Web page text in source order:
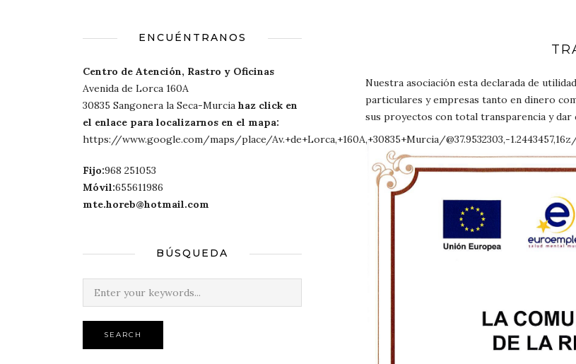
Nuestra asociación esta declarada de
particulares y empresas tanto en dinero
sus proyectos con total transparencia y
ENCUÉNTRANOS
Centro de Atención, Rastro y Oficinas
Avenida de Lorca 160A
30835 Sangonera la Seca-Murcia haz click en
el enlace para localizarnos en el mapa:
https://www.google.com/maps/place/Av.+de+Lorca,+160A,+30835+Murcia/@37.9532303,-1.2443457,16z/
Fijo:968 251053
Móvil:655611986
mte.horeb@hotmail.com
BÚSQUEDA
SEARCH